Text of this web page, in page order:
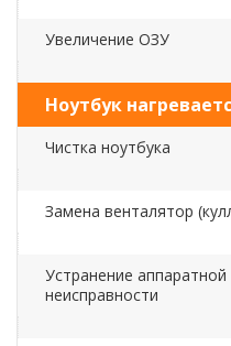
Увеличение ОЗУ
Ноутбук
Чистка ноутбука
Замена венталятор
Устранение аппаратной
неисправности